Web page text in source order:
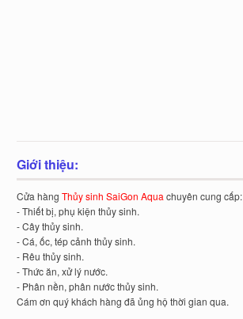
Giới thiệu:
Cửa hàngThủy sinh SaiGon Aquachuyên cung cấp:
- Thiết bị, phụ kiện thủy sinh.
- Cây thủy sinh.
- Cá, ốc, tép cảnh thủy sinh.
- Rêu thủy sinh.
- Thức ăn, xử lý nước.
- Phân nền, phân nước thủy sinh.
Cám ơn quý khách hàng đã ủng hộ thời gian qua.